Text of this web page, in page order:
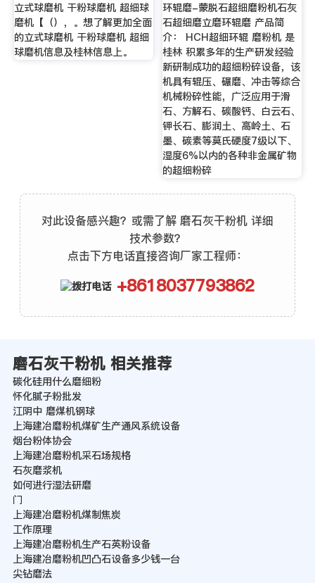
立式球磨机 干粉球磨机 超细球
磨机【（），。想了解更加全面
的立式球磨机 干粉球磨机 超细
球磨机信息及桂林信息上。
环辊磨-蒙脱石超细磨粉机石灰
石超细磨立磨环辊磨 产品简
介： HCH超细环辊 磨粉机 是
桂林 积累多年的生产研发经验
新研制成功的超细粉碎设备，该
机具有辊压、碾磨、冲击等综合
机械粉碎性能，广泛应用于滑
石、方解石、碳酸钙、白云石、
钾长石、膨润土、高岭土、石
墨、碳素等莫氏硬度7级以下、
湿度6%以内的各种非金属矿物
的超细粉碎
对此设备感兴趣？或需了解 磨石灰干粉机 详细
技术参数？
点击下方电话直接咨询厂家工程师：
+8618037793862
磨石灰干粉机 相关推荐
碳化硅用什么磨细粉
怀化腻子粉批发
江阴中 磨煤机钢球
上海建冶磨粉机煤矿生产通风系统设备
烟台粉体协会
上海建冶磨粉机采石场规格
石灰磨浆机
如何进行湿法研磨
门
上海建冶磨粉机煤制焦炭
工作原理
上海建冶磨粉机生产石英粉设备
上海建冶磨粉机凹凸石设备多少钱一台
尖钻磨法